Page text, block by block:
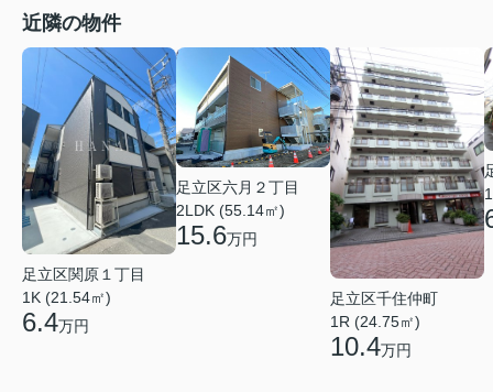
近隣の物件
足立区関原１丁目
1K (21.54㎡)
6.4万円
足立区六月２丁目
2LDK (55.14㎡)
15.6万円
足立区千住仲町
1R (24.75㎡)
10.4万円